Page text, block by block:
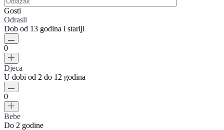
Gosti
Odrasli
Dob od 13 godina i stariji
0
Djeca
U dobi od 2 do 12 godina
0
Bebe
Do 2 godine